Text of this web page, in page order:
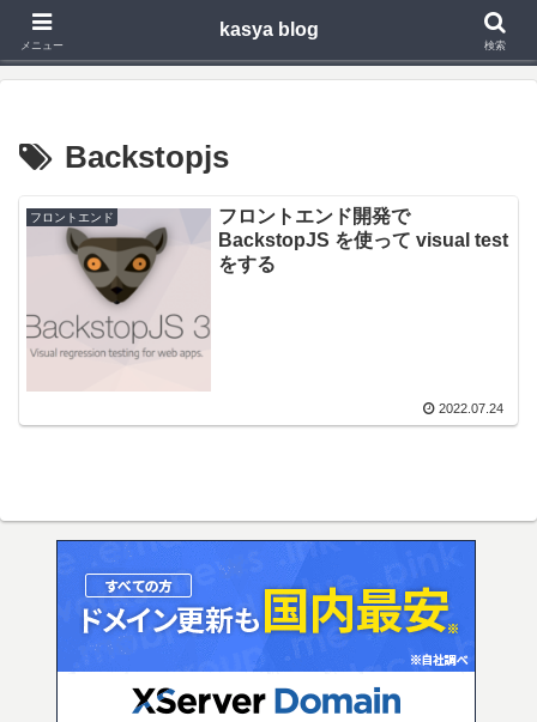
Webアプリ,モバイルアプリの開発や技術検証で得た知見を発信
Backstopjs
フロントエンド
フロントエンド開発で
BackstopJS を使って visual test
をする
2022.07.24
メニュー
kasya blog
検索